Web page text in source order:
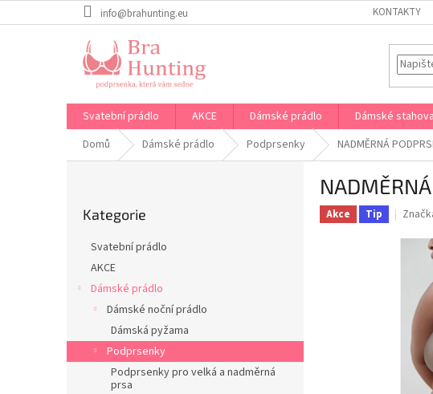
na
info@brahunting.eu KONTAKTY
Svatební prádlo AKCE Dámské prádlo Dámské
Domů
Dámské prádlo Podprsenky NADMĚRNÁ
a
n
kategorie
Kategorie
Svatební prádlo
AKCE
Dámské prádlo
Dámské noční prádlo
Dámská pyžama
Podprsenky
Podprsenky pro velká a nadměrná
prsa
Akce Tip